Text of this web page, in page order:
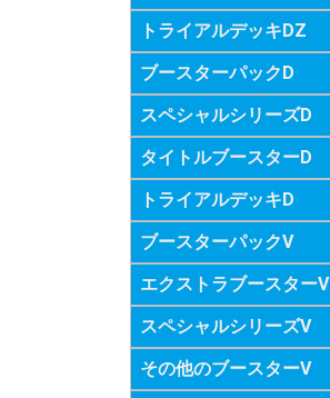
トライアルデッキDZ
ブースターパックD
スペシャルシリーズD
タイトルブースターD
トライアルデッキD
ブースターパックV
エクストラブースターV
スペシャルシリーズV
その他のブースターV